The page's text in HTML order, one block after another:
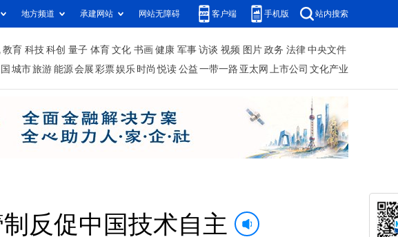
地方频道 承建网站 网站无障碍 客户端 手机版 站内搜索
教育 科技 科创 量子 体育 文化 书画 健康 军事 访谈 视频 图片 政务 法律 中央文件
城市旅游 能源 会展 彩票娱乐 时尚 悦读 公益 一带一路 亚太网 上市公司 文化产业
反促中国技术自主